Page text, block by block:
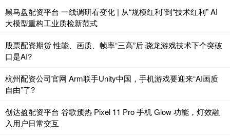
黑马盘配资平台 一线调研看变化 | 从“规模红利”到“技术红利” AI
大模型重构工业质检新范式
股票配资期货 性能、画质、帧率“三高”后 骁龙游戏技术下个突破
口是AI?
杭州配资公司官网 Arm联手Unity中国，手机游戏要迎来“AI画质
自由”了?
创达盈配资平台 谷歌预热 Pixel 11 Pro 手机 Glow 功能，灯效融
入用户日常交互